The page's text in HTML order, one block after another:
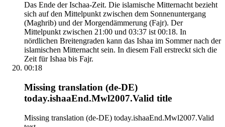
Das Ende der Ischaa-Zeit. Die islamische Mitternacht bezieht
sich auf den Mittelpunkt zwischen dem Sonnenuntergang
(Maghrib) und der Morgendämmerung (Fajr). Der
Mittelpunkt zwischen 21:00 und 03:37 ist 00:18. In
nördlichen Breitengraden kann das Ishaa im Sommer nach der
islamischen Mitternacht sein. In diesem Fall erstreckt sich die
Zeit für Ishaa bis Fajr.
00:18
Missing translation (de-DE)
today.ishaaEnd.Mwl2007.Valid title
Missing translation (de-DE) today.ishaaEnd.Mwl2007.Valid